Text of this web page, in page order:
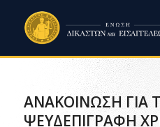
ΑΝΑΚΟΙΝΩΣΗ ΓΙΑ
ΨΕΥΔΕΠΙΓΡΑΦΗ